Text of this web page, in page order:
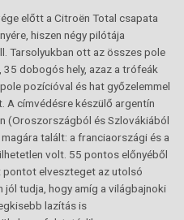
előtt a Citroën Total csapata
hiszen négy pilótája
Tarsolyukban ott az összes pole
dobogós hely, azaz a trófeák
pozícióval és hat győzelemmel
A címvédésre készülő argentín
(Oroszországból és Szlovákiából
talált: a franciaországi és a
volt. 55 pontos előnyéből
pontot elveszteget az utolsó
jól tudja, hogy amíg a világbajnoki
lazítás is